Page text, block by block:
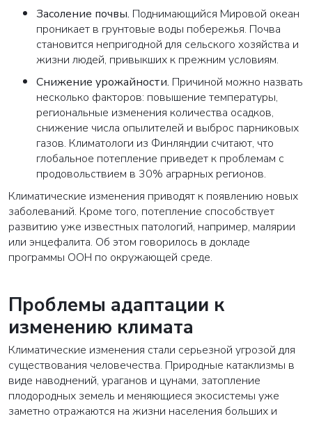
Засоление почвы. Поднимающийся Мировой океан
проникает в грунтовые воды побережья. Почва
становится непригодной для сельского хозяйства и
жизни людей, привыкших к прежним условиям.
Снижение урожайности. Причиной можно назвать
несколько факторов: повышение температуры,
региональные изменения количества осадков,
снижение числа опылителей и выброс парниковых
газов. Климатологи из Финляндии считают, что
глобальное потепление приведет к проблемам с
продовольствием в 30% аграрных регионов.
Климатические изменения приводят к появлению новых
заболеваний. Кроме того, потепление способствует
развитию уже известных патологий, например, малярии
или энцефалита. Об этом говорилось в докладе
программы ООН по окружающей среде.
Проблемы адаптации к
изменению климата
Климатические изменения стали серьезной угрозой для
существования человечества. Природные катаклизмы в
виде наводнений, ураганов и цунами, затопление
плодородных земель и меняющиеся экосистемы уже
заметно отражаются на жизни населения больших и